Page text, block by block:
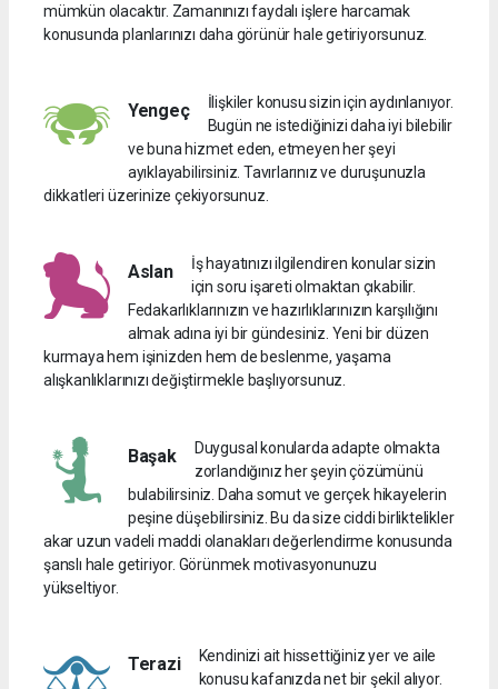
mümkün olacaktır. Zamanınızı faydalı işlere harcamak
konusunda planlarınızı daha görünür hale getiriyorsunuz.
Yengeç
İlişkiler konusu sizin için aydınlanıyor.
Bugün ne istediğinizi daha iyi bilebilir
ve buna hizmet eden, etmeyen her şeyi
ayıklayabilirsiniz. Tavırlarınız ve duruşunuzla
dikkatleri üzerinize çekiyorsunuz.
Aslan
İş hayatınızı ilgilendiren konular sizin
için soru işareti olmaktan çıkabilir.
Fedakarlıklarınızın ve hazırlıklarınızın karşılığını
almak adına iyi bir gündesiniz. Yeni bir düzen
kurmaya hem işinizden hem de beslenme, yaşama
alışkanlıklarınızı değiştirmekle başlıyorsunuz.
Başak
Duygusal konularda adapte olmakta
zorlandığınız her şeyin çözümünü
bulabilirsiniz. Daha somut ve gerçek hikayelerin
peşine düşebilirsiniz. Bu da size ciddi birliktelikler
akar uzun vadeli maddi olanakları değerlendirme konusunda
şanslı hale getiriyor. Görünmek motivasyonunuzu
yükseltiyor.
Terazi
Kendinizi ait hissettiğiniz yer ve aile
konusu kafanızda net bir şekil alıyor.